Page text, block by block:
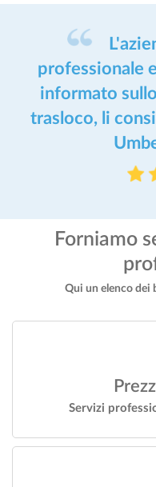
professionale
informato
trasloco, li
Forniamo
Qui un elenco dei
Servizi